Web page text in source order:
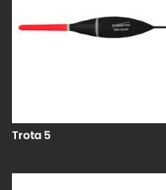
Trota 5